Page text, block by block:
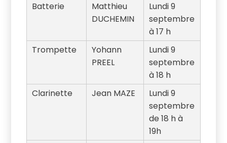
Batterie
Matthieu
DUCHEMIN
Lundi 9
septembre
à 17 h
Trompette
Yohann
PREEL
Lundi 9
septembre
à 18 h
Clarinette
Jean MAZE
Lundi 9
septembre
de 18 h à
19h